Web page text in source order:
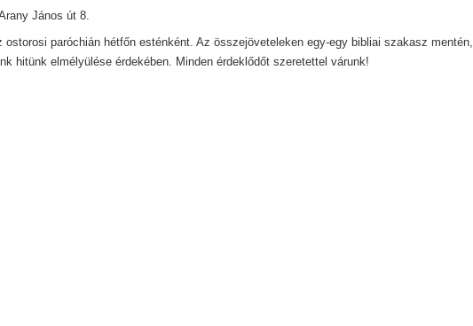
János út 8.
ostorosi paróchián hétfőn esténként. Az összejöveteleken egy-egy bibliai szakasz mentén,
hitünk elmélyülése érdekében. Minden érdeklődőt szeretettel várunk!